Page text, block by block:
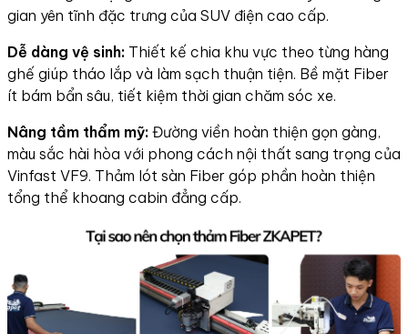
gian yên tĩnh đặc trưng của SUV điện cao cấp.
Dễ dàng vệ sinh: Thiết kế chia khu vực theo từng hàng
ghế giúp tháo lắp và làm sạch thuận tiện. Bề mặt Fiber
ít bám bẩn sâu, tiết kiệm thời gian chăm sóc xe.
Nâng tầm thẩm mỹ: Đường viền hoàn thiện gọn gàng,
màu sắc hài hòa với phong cách nội thất sang trọng của
Vinfast VF9. Thảm lót sàn Fiber góp phần hoàn thiện
tổng thể khoang cabin đẳng cấp.